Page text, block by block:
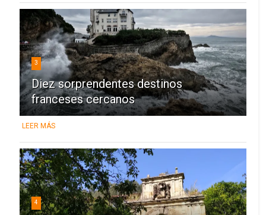
3
Diez sorprendentes destinos
franceses cercanos
LEER MÁS
4